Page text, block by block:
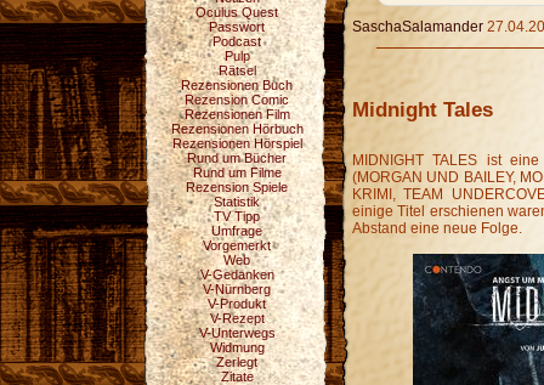
Oculus Quest
Passwort
Podcast
Pulp
Rätsel
Rezensionen Buch
Rezension Comic
Rezensionen Film
Rezensionen Hörbuch
Rezensionen Hörspiel
Rund um Bücher
Rund um Filme
Rezension Spiele
Statistik
TV Tipp
Umfrage
Vorgemerkt
Web
V-Gedanken
V-Nürnberg
V-Produkt
V-Rezept
V-Unterwegs
Widmung
Zerlegt
Zitate
SaschaSalamander
Midnight Tales
MIDNIGHT TALES ist
(MORGAN UND BAILEY,
KRIMI, TEAM
einige Titel erschienen
Abstand eine neue Folge.